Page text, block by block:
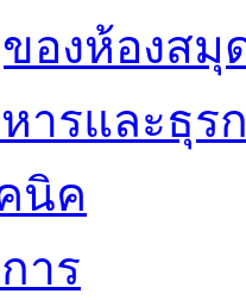
องห้องสมุ
ารและธุร
นิค
าร